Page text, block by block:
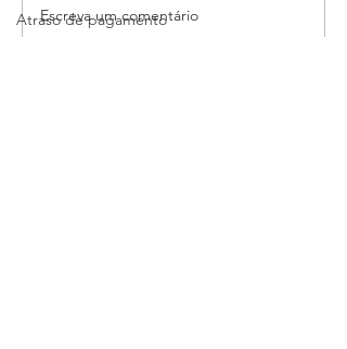
Atraso de pagamento
Edital de convocação:
Escreva um comentário